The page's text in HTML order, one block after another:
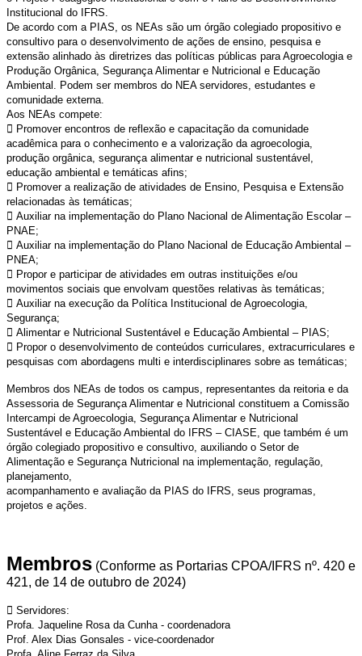
Institucional do IFRS.
De acordo com a PIAS, os NEAs são um órgão colegiado propositivo e
consultivo para o desenvolvimento de ações de ensino, pesquisa e
extensão alinhado às diretrizes das políticas públicas para Agroecologia e
Produção Orgânica, Segurança Alimentar e Nutricional e Educação
Ambiental. Podem ser membros do NEA servidores, estudantes e
comunidade externa.
Aos NEAs compete:
 Promover encontros de reflexão e capacitação da comunidade
acadêmica para o conhecimento e a valorização da agroecologia,
produção orgânica, segurança alimentar e nutricional sustentável,
educação ambiental e temáticas afins;
 Promover a realização de atividades de Ensino, Pesquisa e Extensão
relacionadas às temáticas;
 Auxiliar na implementação do Plano Nacional de Alimentação Escolar –
PNAE;
 Auxiliar na implementação do Plano Nacional de Educação Ambiental –
PNEA;
 Propor e participar de atividades em outras instituições e/ou
movimentos sociais que envolvam questões relativas às temáticas;
 Auxiliar na execução da Política Institucional de Agroecologia,
Segurança;
 Alimentar e Nutricional Sustentável e Educação Ambiental – PIAS;
 Propor o desenvolvimento de conteúdos curriculares, extracurriculares e
pesquisas com abordagens multi e interdisciplinares sobre as temáticas;
Membros dos NEAs de todos os campus, representantes da reitoria e da
Assessoria de Segurança Alimentar e Nutricional constituem a Comissão
Intercampi de Agroecologia, Segurança Alimentar e Nutricional
Sustentável e Educação Ambiental do IFRS – CIASE, que também é um
órgão colegiado propositivo e consultivo, auxiliando o Setor de
Alimentação e Segurança Nutricional na implementação, regulação,
planejamento,
acompanhamento e avaliação da PIAS do IFRS, seus programas,
projetos e ações.
Membros (Conforme as Portarias CPOA/IFRS nº. 420 e
421, de 14 de outubro de 2024)
 Servidores:
Profa. Jaqueline Rosa da Cunha - coordenadora
Prof. Alex Dias Gonsales - vice-coordenador